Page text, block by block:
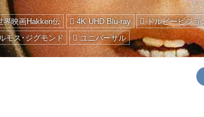
界映画Hakken伝 4K UHD Blu-ray
ドルビービジョ
モス･ジグモンド ユニバーサル